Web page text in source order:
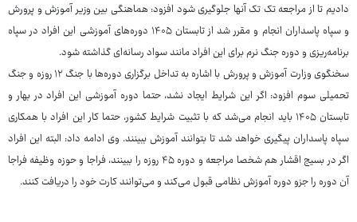
دادیم تا از مراجعه تک تک آنها جلوگیری شود افزود: هماهنگی بین وزیر آموزش و پرورش
و سپاه پاسداران انجام و مقرر شد از تابستان ۱۴۰۵ دوره‌های آموزشی این افراد در سپاه
برنامه‌ریزی و دوره جنگ نرم برای این افراد مانند سواد رسانه‌ای گذاشته شود.
سخنگوی وزارت آموزش و پرورش با اشاره به تداخل برگزاری دوره‌ها با جنگ ۱۲ روزه و جنگ
تحمیلی سوم افزود: اگر این شرایط ایجاد نشد، حتما دوره آموزشی این افراد در بهار و
تابستان ۱۴۰۵ باید انجام می‌شد که با تثبیت شرایط کشور، حتما کار این افراد با همکاری
سپاه پاسداران پیگیری خواهد شد تا بتوانند آموزش ببینند. وی ادامه داد: البته این افراد
اگر در بسیج اقشار هم شخصا مراجعه و دوره ۴۵ روزه را ببینند، فراجا و حوزه وظیفه فراجا
آن دوره را جزو دوره آموزش نظامی قبول می‌کند و می‌توانند کارت خود را دریافت کنند.